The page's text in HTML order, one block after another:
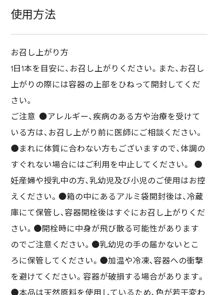
使用方法
お召し上がり方
1日1本を目安に、お召し上がりください。また、お召し
上がりの際には容器の上部をひねって開封してくだ
さい。
ご注意 ●アレルギー、疾病のある方や治療を受けて
いる方は、お召し上がり前に医師にご相談ください。
●まれに体質に合わない方もございますので、体調の
すぐれない場合にはご利用を中止してください。 ●
妊産婦や授乳中の方、乳幼児及び小児のご使用はお控
えください。●箱の中にあるアルミ袋開封後は、冷蔵
庫にて保管し、容器開栓後はすぐにお召し上がりくだ
さい。●開栓時に中身が飛び散る可能性があります
のでご注意ください。●乳幼児の手の届かないとこ
ろに保管してください。●加温や冷凍、容器への衝撃
を避けてください。容器が破損する場合があります。
●本品は天然原料を使用しているため、色が若干変わ